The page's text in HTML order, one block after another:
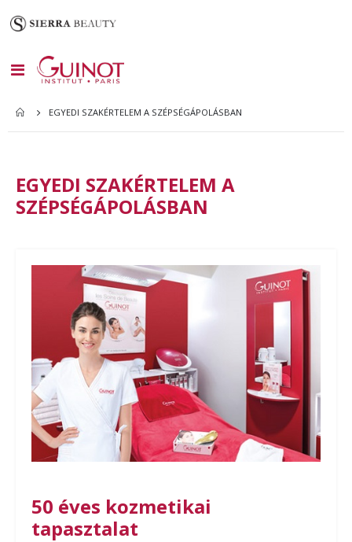
Toggle
Nav
EGYEDI SZAKÉRTELEM A SZÉPSÉGÁPOLÁSBAN
EGYEDI SZAKÉRTELEM A
SZÉPSÉGÁPOLÁSBAN
50 éves kozmetikai
tapasztalat